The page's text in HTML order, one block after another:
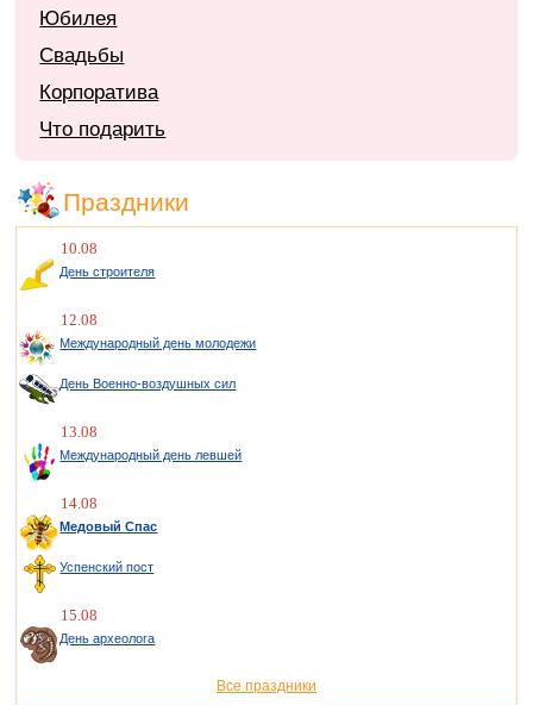
Юбилея
Свадьбы
Корпоратива
Что подарить
Праздники
10.08
День строителя
12.08
Международный день молодежи
День Военно-воздушных сил
13.08
Международный день левшей
14.08
Медовый Спас
Успенский пост
15.08
День археолога
Все праздники